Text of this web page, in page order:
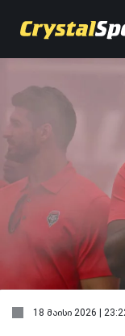
18 მაისი 2026 |